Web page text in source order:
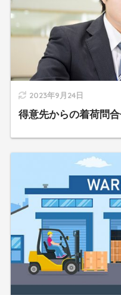
2023年9月24日
得意先からの着荷問